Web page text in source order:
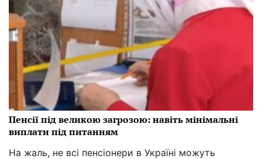
Пенсії під великою загрозою: навіть мінімальні
виплати під питанням
На жаль, не всі пенсіонери в Україні можуть